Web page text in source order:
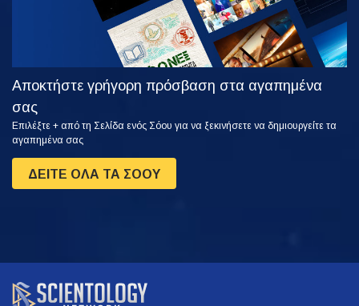
Αποκτήστε γρήγορη πρόσβαση στα αγαπημένα
σας
Επιλέξτε + από τη Σελίδα ενός Σόου για να ξεκινήσετε να δημιουργείτε τα
αγαπημένα σας
ΔΕΙΤΕ ΟΛΑ ΤΑ ΣΟΟΥ